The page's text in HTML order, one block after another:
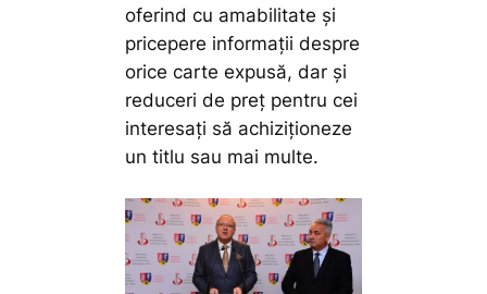
oferind cu amabilitate și
pricepere informații despre
orice carte expusă, dar și
reduceri de preț pentru cei
interesați să achiziționeze
un titlu sau mai multe.